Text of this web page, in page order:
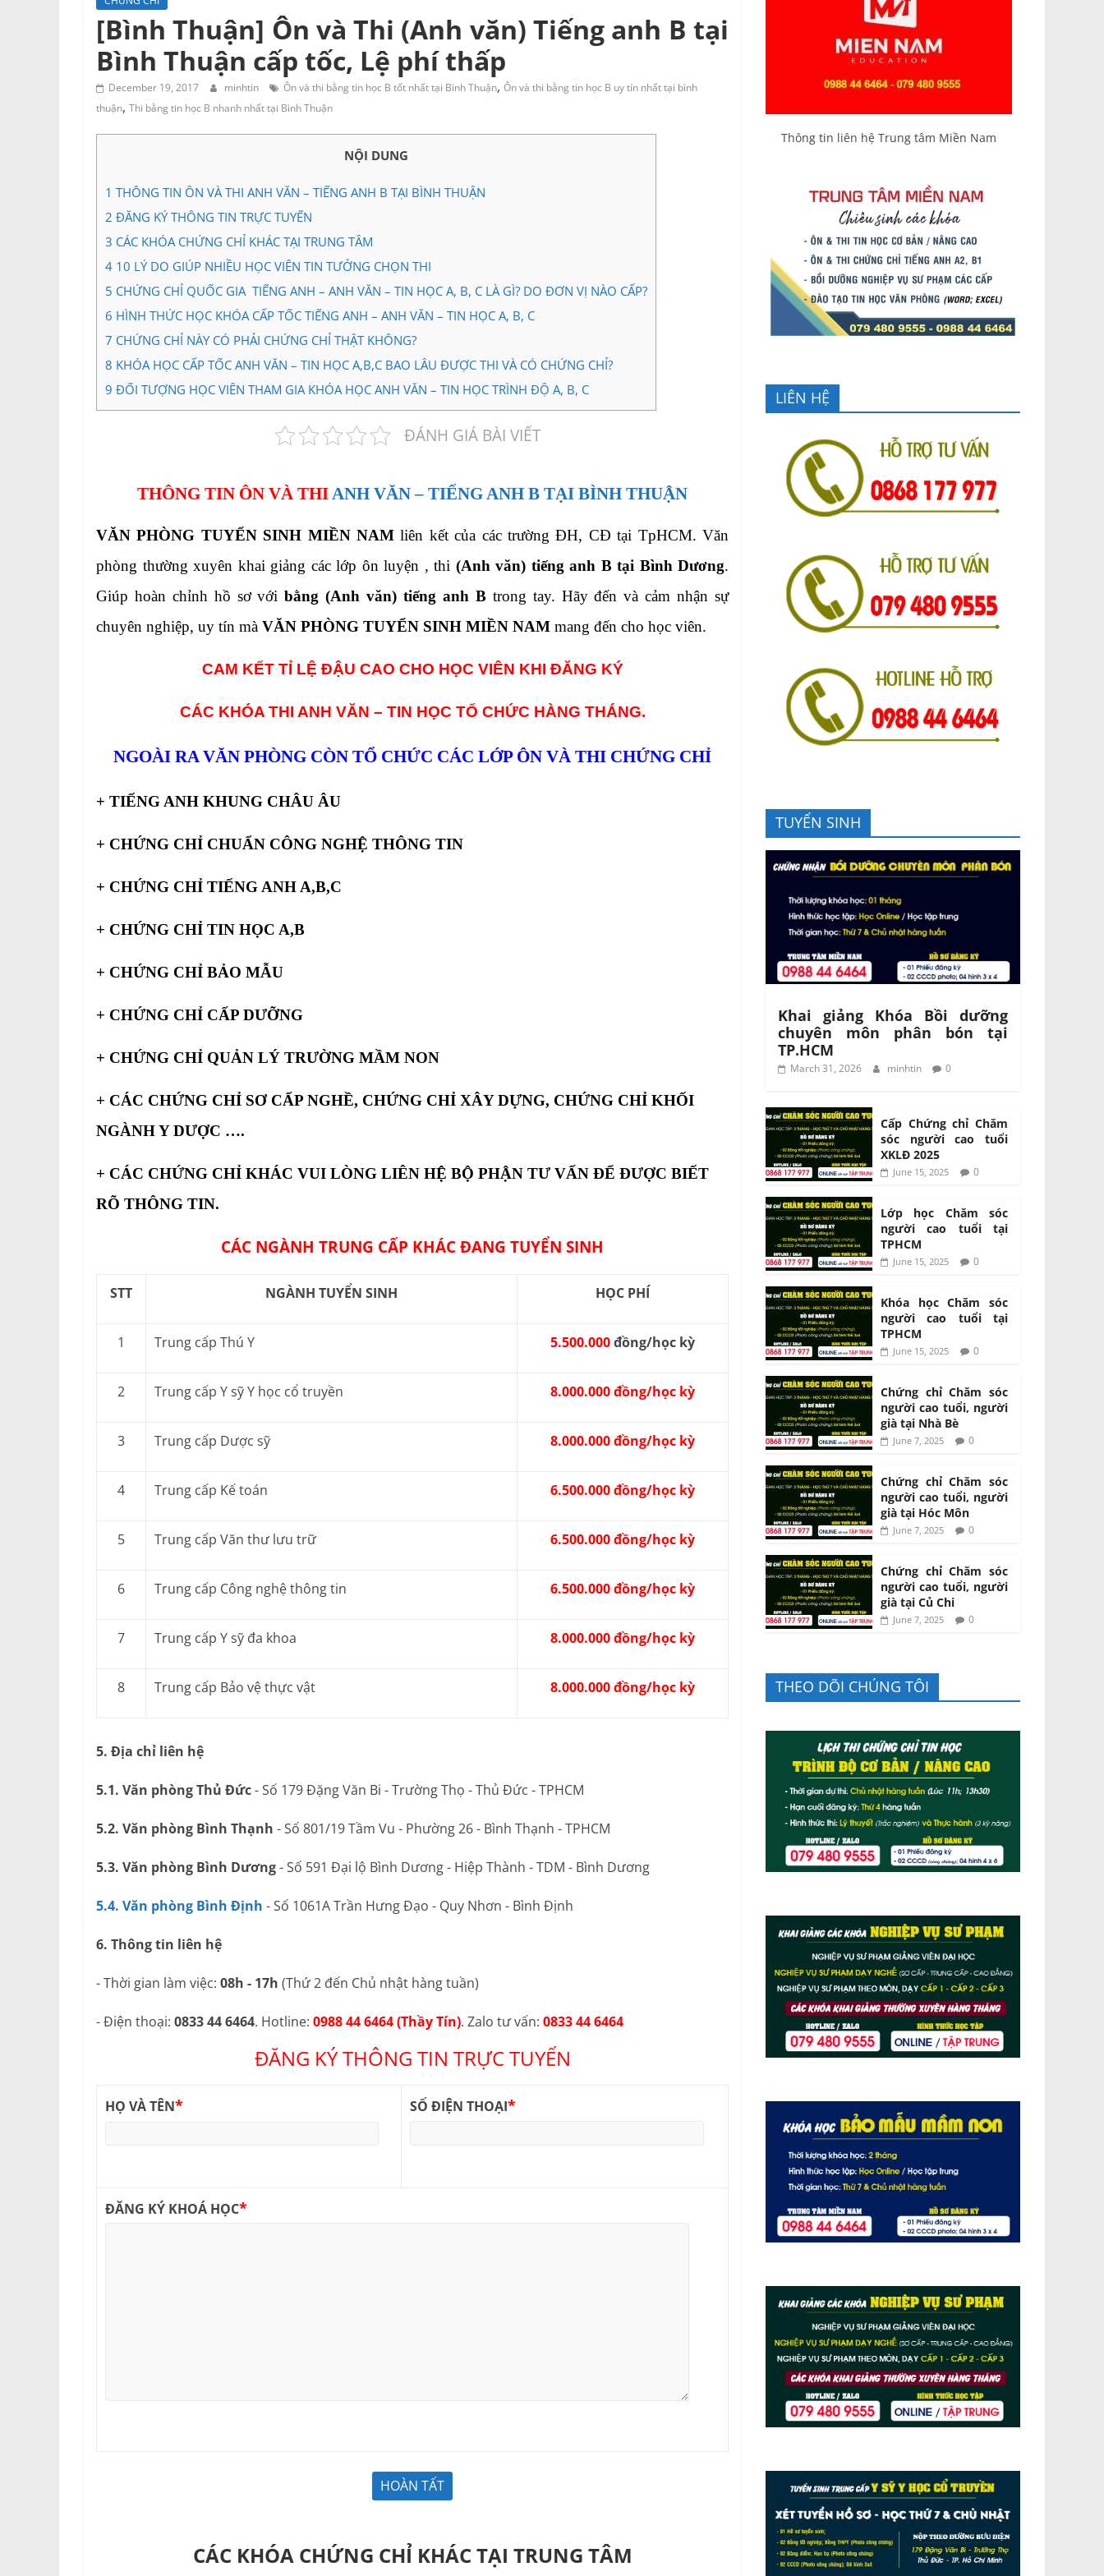
Tư
vấn
Miền
Nam
[Bình Thuận] Ôn và Thi (Anh văn) Tiếng anh B tại
Bình Thuận cấp tốc, Lệ phí thấp
December 19, 2017 minhtin Ôn và thi bằng tin học B tốt nhất tại Bình Thuận, Ôn và thi bằng tin học B uy tín nhất tại bình
thuận, Thi bằng tin học B nhanh nhất tại Bình Thuận
NỘI DUNG
1 THÔNG TIN ÔN VÀ THI ANH VĂN – TIẾNG ANH B TẠI BÌNH THUẬN
2 ĐĂNG KÝ THÔNG TIN TRỰC TUYẾN
3 CÁC KHÓA CHỨNG CHỈ KHÁC TẠI TRUNG TÂM
4 10 LÝ DO GIÚP NHIỀU HỌC VIÊN TIN TƯỞNG CHỌN THI
5 CHỨNG CHỈ QUỐC GIA TIẾNG ANH – ANH VĂN – TIN HỌC A, B, C LÀ GÌ? DO ĐƠN VỊ NÀO CẤP?
6 HÌNH THỨC HỌC KHÓA CẤP TỐC TIẾNG ANH – ANH VĂN – TIN HỌC A, B, C
7 CHỨNG CHỈ NÀY CÓ PHẢI CHỨNG CHỈ THẬT KHÔNG?
8 KHÓA HỌC CẤP TỐC ANH VĂN – TIN HỌC A,B,C BAO LÂU ĐƯỢC THI VÀ CÓ CHỨNG CHỈ?
9 ĐỐI TƯỢNG HỌC VIÊN THAM GIA KHÓA HỌC ANH VĂN – TIN HỌC TRÌNH ĐỘ A, B, C
ĐÁNH GIÁ BÀI VIẾT
THÔNG TIN ÔN VÀ THIANH VĂN – TIẾNG ANH B TẠI BÌNH THUẬN
VĂN PHÒNG TUYỂN SINH MIỀN NAM liên kết của các trường ĐH, CĐ tại TpHCM. Văn
phòng thường xuyên khai giảng các lớp ôn luyện , thi (Anh văn) tiếng anh B tại Bình Dương.
Giúp hoàn chỉnh hồ sơ vớibằng (Anh văn) tiếng anh Btrong tay. Hãy đến và cảm nhận sự
chuyên nghiệp, uy tín mà VĂN PHÒNG TUYỂN SINH MIỀN NAM mang đến cho học viên.
CAM KẾT TỈ LỆ ĐẬU CAO CHO HỌC VIÊN KHI ĐĂNG KÝ
CÁC KHÓA THI ANH VĂN – TIN HỌC TỔ CHỨC HÀNG THÁNG.
NGOÀI RA VĂN PHÒNG CÒN TỔ CHỨC CÁC LỚP ÔN VÀ THI CHỨNG CHỈ
+ TIẾNG ANH KHUNG CHÂU ÂU
+ CHỨNG CHỈ CHUẨN CÔNG NGHỆ THÔNG TIN
+ CHỨNG CHỈ TIẾNG ANH A,B,C
+ CHỨNG CHỈ TIN HỌC A,B
+ CHỨNG CHỈ BẢO MẪU
+ CHỨNG CHỈ CẤP DƯỠNG
+ CHỨNG CHỈ QUẢN LÝ TRƯỜNG MẦM NON
+ CÁC CHỨNG CHỈ SƠ CẤP NGHỀ, CHỨNG CHỈ XÂY DỰNG, CHỨNG CHỈ KHỐI
NGÀNH Y DƯỢC ….
+ CÁC CHỨNG CHỈ KHÁC VUI LÒNG LIÊN HỆ BỘ PHẬN TƯ VẤN ĐỂ ĐƯỢC BIẾT
RÕ THÔNG TIN.
CÁC NGÀNH TRUNG CẤP KHÁC ĐANG TUYỂN SINH
STT NGÀNH TUYỂN SINH HỌC PHÍ
1 Trung cấp Thú Y 5.500.000đồng/học kỳ
2 Trung cấp Y sỹ Y học cổ truyền 8.000.000 đồng/học kỳ
3 Trung cấp Dược sỹ 8.000.000 đồng/học kỳ
4 Trung cấp Kế toán 6.500.000 đồng/học kỳ
5 Trung cấp Văn thư lưu trữ 6.500.000 đồng/học kỳ
6 Trung cấp Công nghệ thông tin 6.500.000 đồng/học kỳ
7 Trung cấp Y sỹ đa khoa 8.000.000 đồng/học kỳ
8 Trung cấp Bảo vệ thực vật 8.000.000 đồng/học kỳ
5. Địa chỉ liên hệ
5.1. Văn phòng Thủ Đức- Số 179 Đặng Văn Bi - Trường Thọ - Thủ Đức - TPHCM
5.2. Văn phòng Bình Thạnh - Số 801/19 Tầm Vu - Phường 26 - Bình Thạnh - TPHCM
5.3. Văn phòng Bình Dương- Số 591 Đại lộ Bình Dương - Hiệp Thành - TDM - Bình Dương
5.4. Văn phòng Bình Định - Số 1061A Trần Hưng Đạo - Quy Nhơn - Bình Định
6. Thông tin liên hệ
- Thời gian làm việc: 08h - 17h (Thứ 2 đến Chủ nhật hàng tuần)
- Điện thoại: 0833 44 6464. Hotline: 0988 44 6464 (Thầy Tín). Zalo tư vấn: 0833 44 6464
ĐĂNG KÝ THÔNG TIN TRỰC TUYẾN
HỌ VÀ TÊN* SỐ ĐIỆN THOẠI*
ĐĂNG KÝ KHOÁ HỌC*
CÁC KHÓA CHỨNG CHỈ KHÁC TẠI TRUNG TÂM
Thông tin liên hệ Trung tâm Miền Nam
LIÊN HỆ
TUYỂN SINH
Khai giảng Khóa Bồi dưỡng
chuyên môn phân bón tại
TP.HCM
March 31, 2026 minhtin 0
Cấp Chứng chỉ Chăm
sóc người cao tuổi
XKLĐ 2025
June 15, 2025 0
Lớp học Chăm sóc
người cao tuổi tại
TPHCM
June 15, 2025 0
Khóa học Chăm sóc
người cao tuổi tại
TPHCM
June 15, 2025 0
Chứng chỉ Chăm sóc
người cao tuổi, người
già tại Nhà Bè
June 7, 2025 0
Chứng chỉ Chăm sóc
người cao tuổi, người
già tại Hóc Môn
June 7, 2025 0
Chứng chỉ Chăm sóc
người cao tuổi, người
già tại Củ Chi
June 7, 2025 0
THEO DÕI CHÚNG TÔI